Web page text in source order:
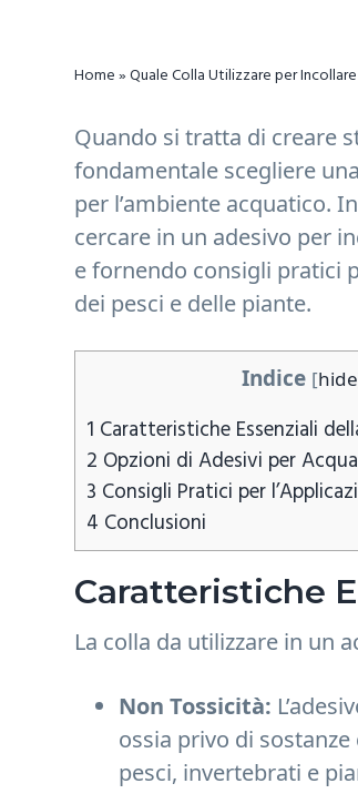
Home»Quale Colla Utilizzare per
Quando si tratta di creare
fondamentale scegliere
per l’ambiente acquatico.
cercare in un adesivo per
e fornendo consigli pratici
dei pesci e delle piante.
Indice [hide
1 Caratteristiche Essenziali
2 Opzioni di Adesivi per
3 Consigli Pratici per
4 Conclusioni
Caratteristiche
La colla da utilizzare in un
Non Tossicità:
ossia privo di
pesci, invertebrati e